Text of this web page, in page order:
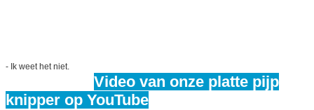
- Ik weet het niet.
Video van onze platte pijp
knipper op YouTube